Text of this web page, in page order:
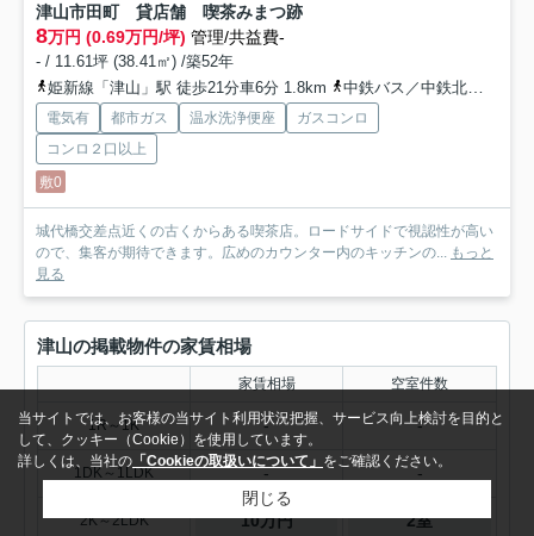
津山市田町 貸店舗 喫茶みまつ跡
8万円 (0.69万円/坪) 管理/共益費-
- / 11.61坪 (38.41㎡) /築52年
姫新線「津山」駅 徒歩21分車6分 1.8km
中鉄バス／中鉄北部バス「森林管理署前（岡山県）」バス停下車 徒歩1分
電気有 都市ガス 温水洗浄便座
ガスコンロ
コンロ２口以上
敷0
城代橋交差点近くの古くからある喫茶店。ロードサイドで視認性が高い
ので、集客が期待できます。広めのカウンター内のキッチンの... もっと
見る
津山の掲載物件の家賃相場
家賃相場 空室件数
1R～1K - -
1DK～1LDK - -
2K～2LDK 10万円 2室
当サイトでは、お客様の当サイト利用状況把握、サービス向上検討を目的と
して、クッキー（Cookie）を使用しています。
詳しくは、当社の 「Cookieの取扱いについて」 をご確認ください。
閉じる